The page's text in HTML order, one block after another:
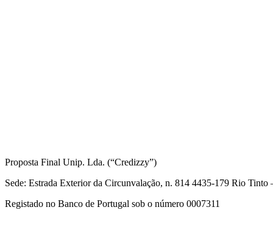
Proposta Final Unip. Lda. (“Credizzy”)
Sede: Estrada Exterior da Circunvalação, n. 814 4435-179 Rio Tinto
Registado no Banco de Portugal sob o número 0007311